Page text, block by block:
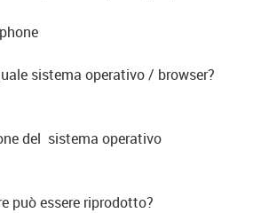
sistema operativo / browser?
del sistema operativo
può essere riprodotto?